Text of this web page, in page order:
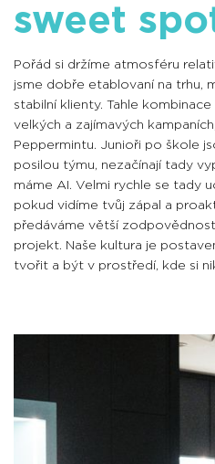
sweet
Pořád si držíme atmosféru
jsme dobře etablovaní na trhu,
stabilní klienty. Tahle
velkých a zajímavých
Peppermintu. Junioři po škole
posilou týmu, nezačínají tady
máme AI. Velmi rychle se tady
pokud vidíme tvůj zápal a
předáváme větší
projekt. Naše kultura je
tvořit a být v prostředí, kde si